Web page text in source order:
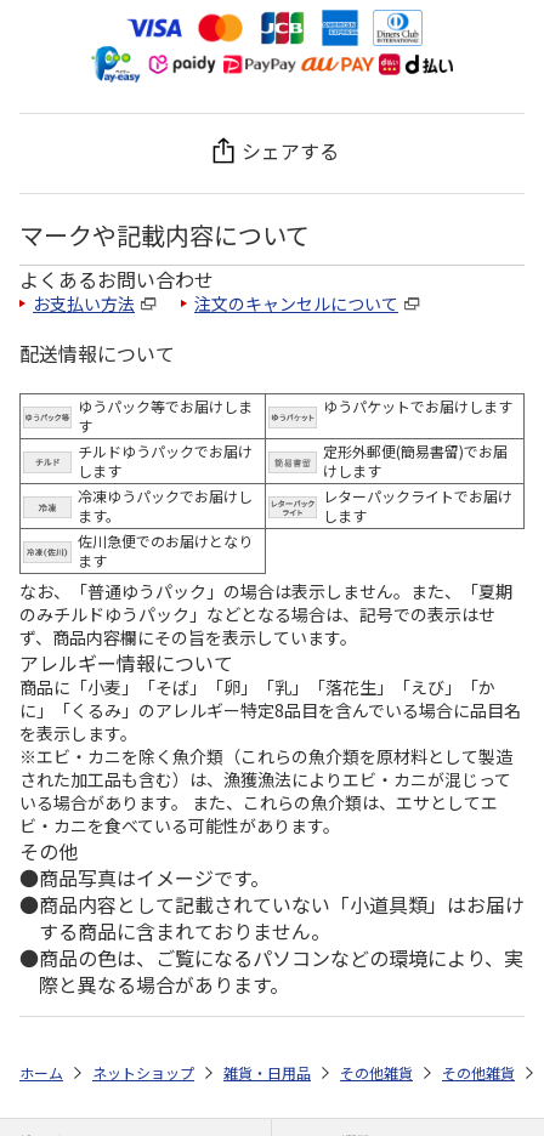
シェアする
マークや記載内容について
よくあるお問い合わせ
お支払い方法 注文のキャンセルについて
配送情報について
ゆうパック等でお届けしま
す
ゆうパケットでお届けします
チルドゆうパックでお届け
します
定形外郵便(簡易書留)でお届
けします
冷凍ゆうパックでお届けし
ます。
レターパックライトでお届け
します
佐川急便でのお届けとなり
ます
なお、「普通ゆうパック」の場合は表示しません。また、「夏期
のみチルドゆうパック」などとなる場合は、記号での表示はせ
ず、商品内容欄にその旨を表示しています。
アレルギー情報について
商品に「小麦」「そば」「卵」「乳」「落花生」「えび」「か
に」「くるみ」のアレルギー特定8品目を含んでいる場合に品目名
を表示します。
※エビ・カニを除く魚介類（これらの魚介類を原材料として製造
された加工品も含む）は、漁獲漁法によりエビ・カニが混じって
いる場合があります。 また、これらの魚介類は、エサとしてエ
ビ・カニを食べている可能性があります。
その他
商品写真はイメージです。
商品内容として記載されていない「小道具類」はお届け
する商品に含まれておりません。
商品の色は、ご覧になるパソコンなどの環境により、実
際と異なる場合があります。
ホーム ネットショップ 雑貨・日用品 その他雑貨 その他雑貨